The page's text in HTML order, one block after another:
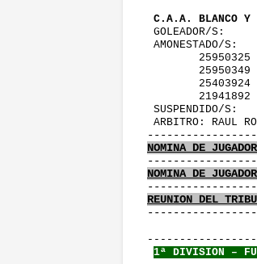
C.A.A. BLANCO Y
GOLEADOR/S:
AMONESTADO/S:
SUSPENDIDO/S:
ARBITRO:
NOMINA DE
NOMINA DE
REUNION DEL
1ª DIVISION –